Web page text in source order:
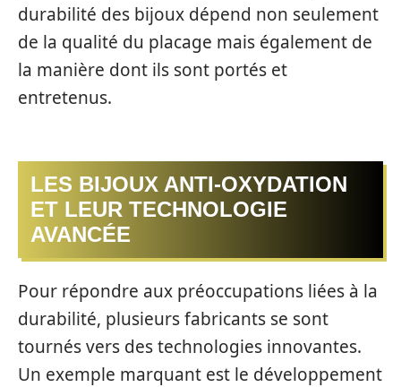
durabilité des bijoux dépend non seulement
de la qualité du placage mais également de
la manière dont ils sont portés et
entretenus.
LES BIJOUX ANTI-OXYDATION
ET LEUR TECHNOLOGIE
AVANCÉE
Pour répondre aux préoccupations liées à la
durabilité, plusieurs fabricants se sont
tournés vers des technologies innovantes.
Un exemple marquant est le développement